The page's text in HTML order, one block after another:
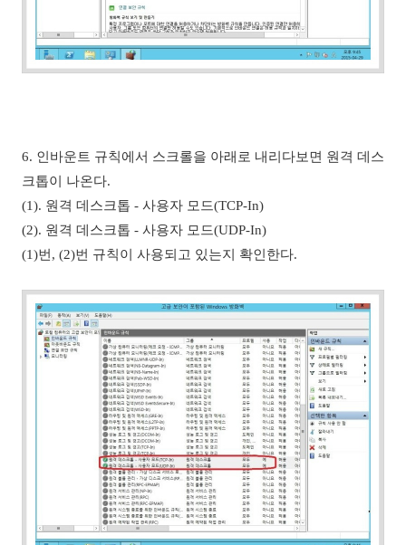
6. 인바운트 규칙에서 스크롤을 아래로 내리다보면 원격 데스
크톱이 나온다.
(1). 원격 데스크톱 - 사용자 모드(TCP-In)
(2). 원격 데스크톱 - 사용자 모드(UDP-In)
(1)번, (2)번 규칙이 사용되고 있는지 확인한다.